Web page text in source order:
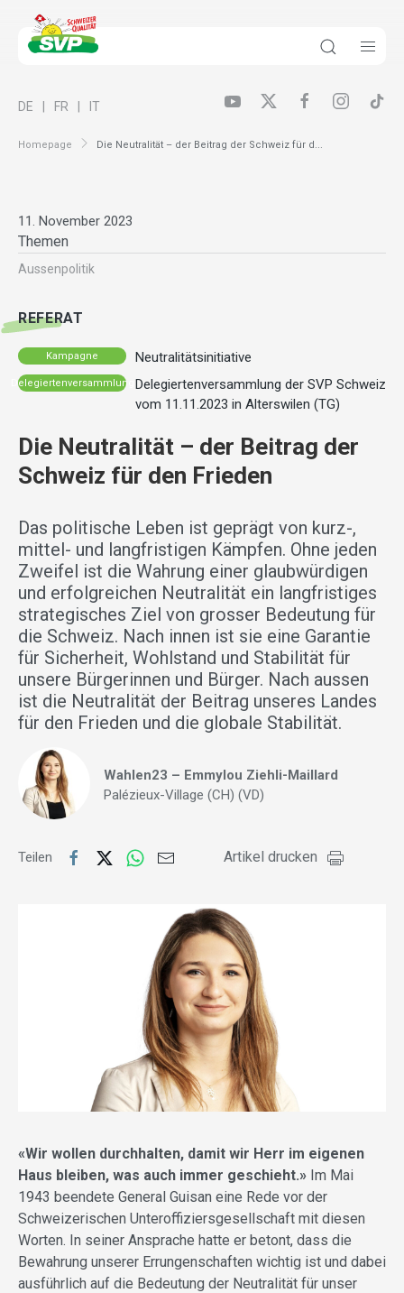
Homepage Die Neutralität – der Beitrag der Schweiz für d...
DE FR IT
11. November 2023
Themen
Aussenpolitik
REFERAT
Kampagne Neutralitätsinitiative
Delegiertenversammlung
Delegiertenversammlung der SVP Schweiz
vom 11.11.2023 in Alterswilen (TG)
Die Neutralität – der Beitrag der
Schweiz für den Frieden
Das politische Leben ist geprägt von kurz-,
mittel- und langfristigen Kämpfen. Ohne jeden
Zweifel ist die Wahrung einer glaubwürdigen
und erfolgreichen Neutralität ein langfristiges
strategisches Ziel von grosser Bedeutung für
die Schweiz. Nach innen ist sie eine Garantie
für Sicherheit, Wohlstand und Stabilität für
unsere Bürgerinnen und Bürger. Nach aussen
ist die Neutralität der Beitrag unseres Landes
für den Frieden und die globale Stabilität.
Wahlen23 – Emmylou Ziehli-Maillard
Palézieux-Village (CH) (VD)
Teilen Artikel drucken
«Wir wollen durchhalten, damit wir Herr im eigenen
Haus bleiben, was auch immer geschieht.» Im Mai
1943 beendete General Guisan eine Rede vor der
Schweizerischen Unteroffiziersgesellschaft mit diesen
Worten. In seiner Ansprache hatte er betont, dass die
Bewahrung unserer Errungenschaften wichtig ist und dabei
ausführlich auf die Bedeutung der Neutralität für unser